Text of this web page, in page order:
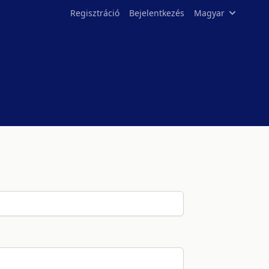
Regisztráció Bejelentkezés Magyar